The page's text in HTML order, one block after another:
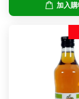
加入